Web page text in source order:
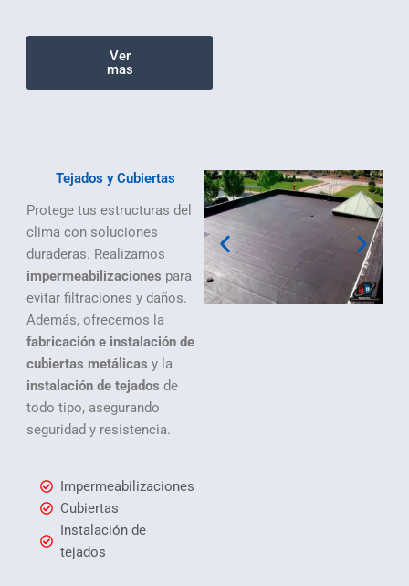
Ver
mas
Tejados y Cubiertas
Protege tus estructuras del
clima con soluciones
duraderas. Realizamos
impermeabilizaciones para
evitar filtraciones y daños.
Además, ofrecemos la
fabricación e instalación de
cubiertas metálicas y la
instalación de tejados de
todo tipo, asegurando
seguridad y resistencia.
Impermeabilizaciones
Cubiertas
Instalación de
tejados